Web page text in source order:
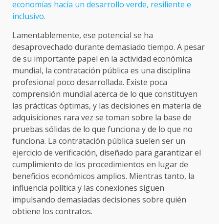
economías hacia un desarrollo verde, resiliente e
inclusivo.
Lamentablemente, ese potencial se ha
desaprovechado durante demasiado tiempo. A pesar
de su importante papel en la actividad económica
mundial, la contratación pública es una disciplina
profesional poco desarrollada. Existe poca
comprensión mundial acerca de lo que constituyen
las prácticas óptimas, y las decisiones en materia de
adquisiciones rara vez se toman sobre la base de
pruebas sólidas de lo que funciona y de lo que no
funciona. La contratación pública suelen ser un
ejercicio de verificación, diseñado para garantizar el
cumplimiento de los procedimientos en lugar de
beneficios económicos amplios. Mientras tanto, la
influencia política y las conexiones siguen
impulsando demasiadas decisiones sobre quién
obtiene los contratos.